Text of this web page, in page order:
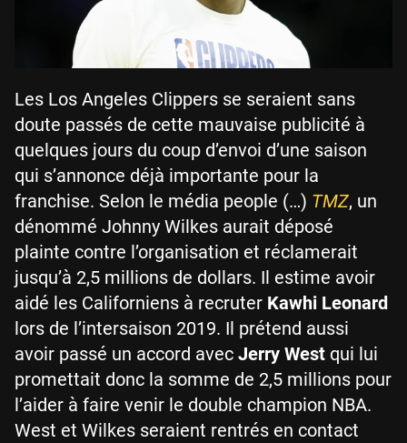
Les Los Angeles Clippers se seraient sans
doute passés de cette mauvaise publicité à
quelques jours du coup d’envoi d’une saison
qui s’annonce déjà importante pour la
franchise. Selon le média people (…) TMZ, un
dénommé Johnny Wilkes aurait déposé
plainte contre l’organisation et réclamerait
jusqu’à 2,5 millions de dollars. Il estime avoir
aidé les Californiens à recruter Kawhi Leonard
lors de l’intersaison 2019. Il prétend aussi
avoir passé un accord avec Jerry West qui lui
promettait donc la somme de 2,5 millions pour
l’aider à faire venir le double champion NBA.
West et Wilkes seraient rentrés en contact